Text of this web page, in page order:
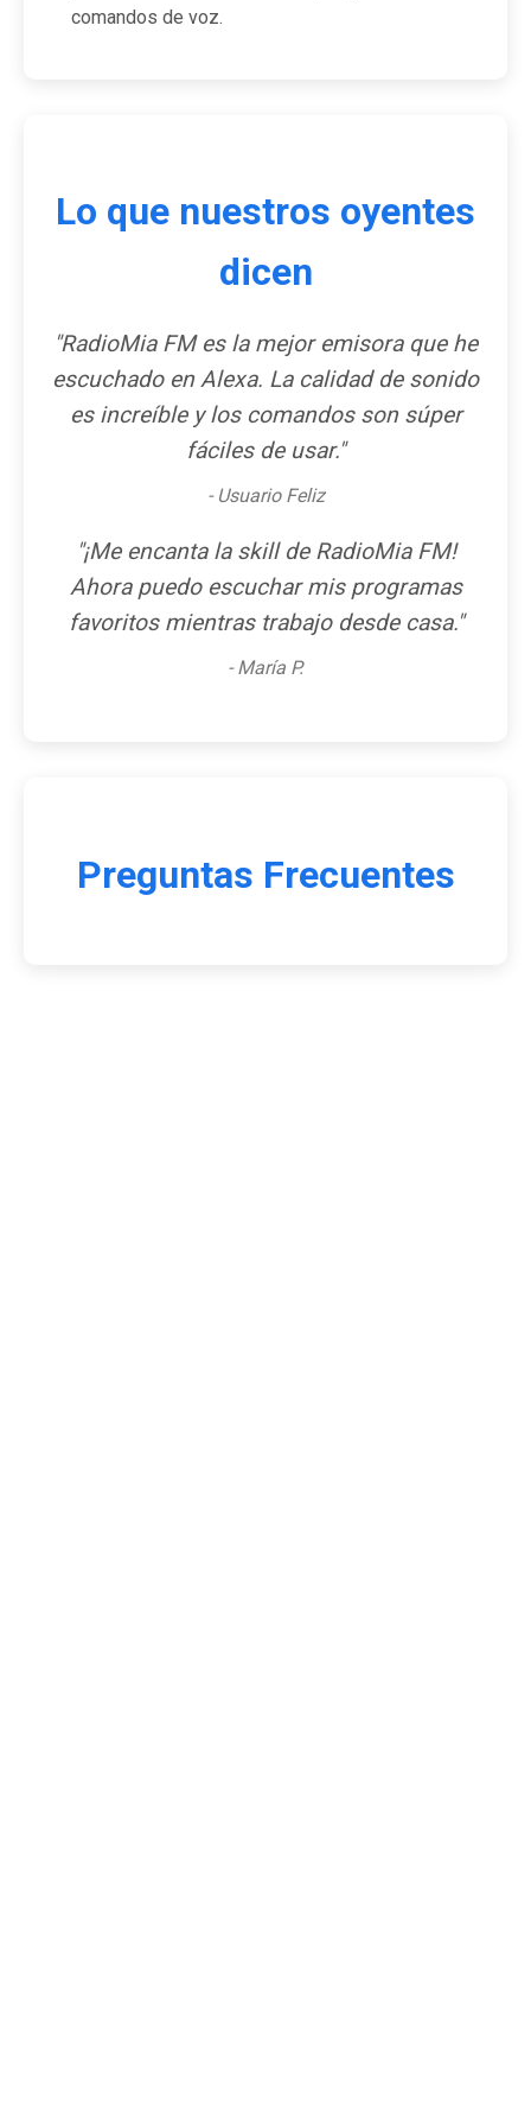
comandos de voz.
Lo que nuestros oyentes
dicen
"RadioMia FM es la mejor emisora que he
escuchado en Alexa. La calidad de sonido
es increíble y los comandos son súper
fáciles de usar."
- Usuario Feliz
"¡Me encanta la skill de RadioMia FM!
Ahora puedo escuchar mis programas
favoritos mientras trabajo desde casa."
- María P.
Preguntas Frecuentes